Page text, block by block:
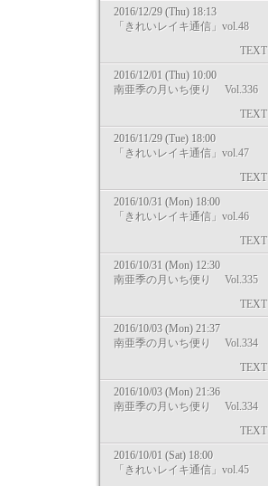
2016/12/29 (Thu) 18:13
「きれいレイキ通信」vol.48
TEXT
2016/12/01 (Thu) 10:00
南亜季の月いち便り Vol.336
TEXT
2016/11/29 (Tue) 18:00
「きれいレイキ通信」vol.47
TEXT
2016/10/31 (Mon) 18:00
「きれいレイキ通信」vol.46
TEXT
2016/10/31 (Mon) 12:30
南亜季の月いち便り Vol.335
TEXT
2016/10/03 (Mon) 21:37
南亜季の月いち便り Vol.334
TEXT
2016/10/03 (Mon) 21:36
南亜季の月いち便り Vol.334
TEXT
2016/10/01 (Sat) 18:00
「きれいレイキ通信」vol.45